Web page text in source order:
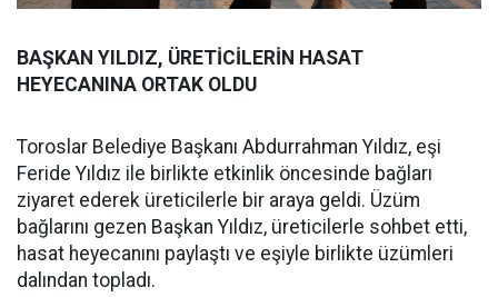
BAŞKAN YILDIZ, ÜRETİCİLERİN HASAT
HEYECANINA ORTAK OLDU
Toroslar Belediye Başkanı Abdurrahman Yıldız, eşi
Feride Yıldız ile birlikte etkinlik öncesinde bağları
ziyaret ederek üreticilerle bir araya geldi. Üzüm
bağlarını gezen Başkan Yıldız, üreticilerle sohbet etti,
hasat heyecanını paylaştı ve eşiyle birlikte üzümleri
dalından topladı.